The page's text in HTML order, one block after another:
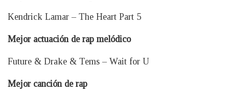
Kendrick Lamar – The Heart Part 5
Mejor actuación de rap melódico
Future & Drake & Tems – Wait for U
Mejor canción de rap